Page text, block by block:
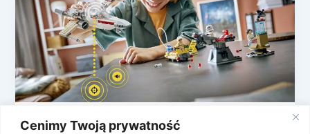
Cenimy Twoją prywatność
Koniec analogowych klocków LEGO?